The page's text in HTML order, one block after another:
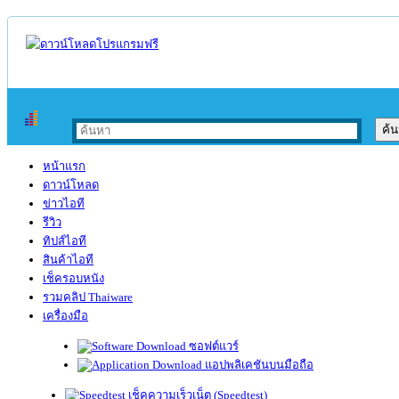
หน้าแรก
ดาวน์โหลด
ข่าวไอที
รีวิว
ทิปส์ไอที
สินค้าไอที
เช็ครอบหนัง
รวมคลิป Thaiware
เครื่องมือ
ซอฟต์แวร์
แอปพลิเคชันบนมือถือ
เช็คความเร็วเน็ต (Speedtest)